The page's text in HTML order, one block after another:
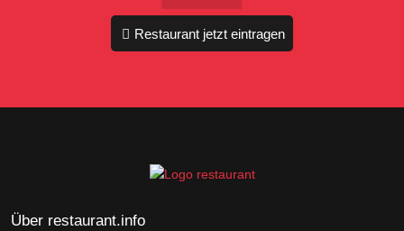
Restaurant jetzt eintragen
Über restaurant.info